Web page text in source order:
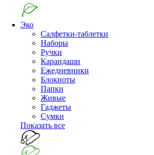
Эко
Салфетки-таблетки
Наборы
Ручки
Карандаши
Ежедневники
Блокноты
Папки
Живые
Гаджеты
Сумки
Показать все